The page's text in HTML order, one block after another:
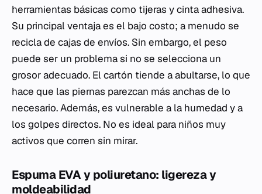
herramientas básicas como tijeras y cinta adhesiva.
Su principal ventaja es el bajo costo; a menudo se
recicla de cajas de envíos. Sin embargo, el peso
puede ser un problema si no se selecciona un
grosor adecuado. El cartón tiende a abultarse, lo que
hace que las piernas parezcan más anchas de lo
necesario. Además, es vulnerable a la humedad y a
los golpes directos. No es ideal para niños muy
activos que corren sin mirar.
Espuma EVA y poliuretano: ligereza y
moldeabilidad